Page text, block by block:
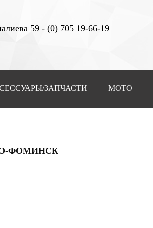
59 - (0) 705 19-66-19
ЗАПЧАСТИ МОТО
ФОМИНСК